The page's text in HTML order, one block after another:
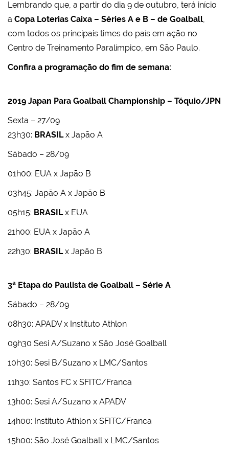
Lembrando que, a partir do dia 9 de outubro, terá início
a Copa Loterias Caixa – Séries A e B – de Goalball
com todos os principais times do país em ação no
Centro de Treinamento Paralímpico, em São Paulo.
Confira a programação do fim de semana:
2019 Japan Para Goalball Championship – Tóquio/JPN
Sexta – 27/09
23h30: BRASILx Japão A
Sábado – 28/09
01h00: EUA x Japão B
03h45: Japão A x Japão B
05h15: BRASILx EUA
21h00: EUA x Japão A
22h30: BRASILx Japão B
3ª Etapa do Paulista de Goalball – Série A
Sábado – 28/09
08h30: APADV x Instituto Athlon
09h30 Sesi A/Suzano x São José Goalball
10h30: Sesi B/Suzano x LMC/Santos
11h30: Santos FC x SFITC/Franca
13h00: Sesi A/Suzano x APADV
14h00: Instituto Athlon x SFITC/Franca
15h00: São José Goalball x LMC/Santos